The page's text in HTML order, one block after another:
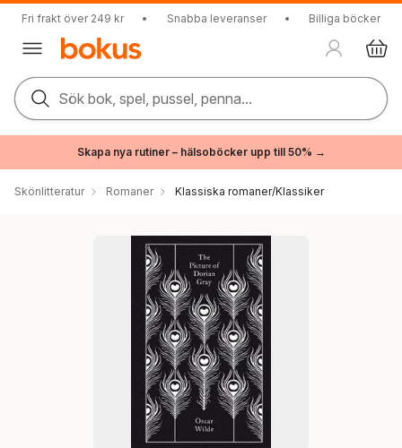
Fri frakt över 249 kr • Snabba leveranser • Billiga böcker
Sök bok, spel, pussel, penna...
Skapa nya rutiner – hälsoböcker upp till 50% →
Skönlitteratur Romaner Klassiska romaner/Klassiker